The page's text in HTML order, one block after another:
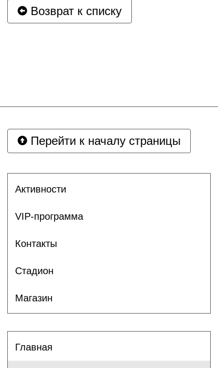
Возврат к списку
Перейти к началу страницы
Активности
VIP-программа
Контакты
Стадион
Магазин
Главная